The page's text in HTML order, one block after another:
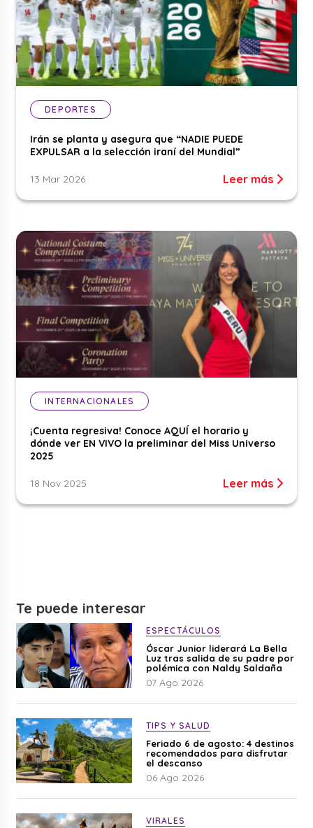
DEPORTES
Irán se planta y asegura que “NADIE PUEDE
EXPULSAR a la selección iraní del Mundial”
13 Mar 2026 Leer más
INTERNACIONALES
¡Cuenta regresiva! Conoce AQUÍ el horario y
dónde ver EN VIVO la preliminar del Miss Universo
2025
18 Nov 2025 Leer más
Te puede interesar
ESPECTÁCULOS
Óscar Junior liderará La Bella
Luz tras salida de su padre por
polémica con Naldy Saldaña
07 Ago 2026
TIPS Y SALUD
Feriado 6 de agosto: 4 destinos
recomendados para disfrutar
el descanso
06 Ago 2026
VIRALES